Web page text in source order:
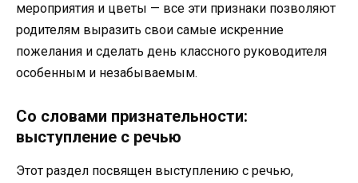
мероприятия и цветы — все эти признаки позволяют
родителям выразить свои самые искренние
пожелания и сделать день классного руководителя
особенным и незабываемым.
Со словами признательности:
выступление с речью
Этот раздел посвящен выступлению с речью,